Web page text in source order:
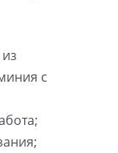
с